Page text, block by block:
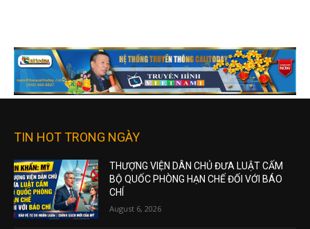
TIN HOT TRONG NGÀY
THƯỢNG VIỆN DÂN CHỦ ĐƯA LUẬT CẤM
BỘ QUỐC PHÒNG HẠN CHẾ ĐỐI VỚI BÁO
CHÍ
August 6, 2026